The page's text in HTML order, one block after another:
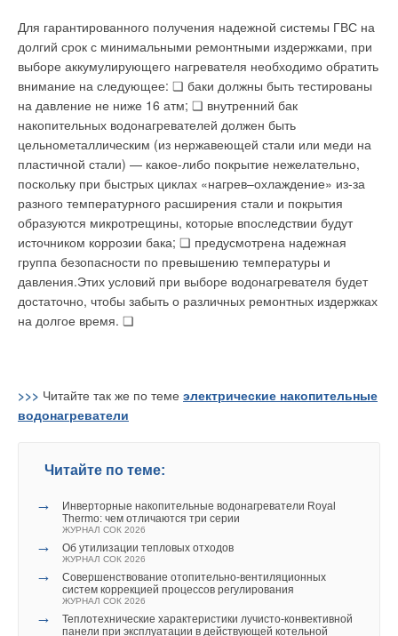
Для гарантированного получения надежной системы ГВС на
долгий срок с минимальными ремонтными издержками, при
выборе аккумулирующего нагревателя необходимо обратить
внимание на следующее: ❏ баки должны быть тестированы
на давление не ниже 16 атм; ❏ внутренний бак
накопительных водонагревателей должен быть
цельнометаллическим (из нержавеющей стали или меди на
пластичной стали) — какое-либо покрытие нежелательно,
поскольку при быстрых циклах «нагрев–охлаждение» из-за
разного температурного расширения стали и покрытия
образуются микротрещины, которые впоследствии будут
источником коррозии бака; ❏ предусмотрена надежная
группа безопасности по превышению температуры и
давления.Этих условий при выборе водонагревателя будет
достаточно, чтобы забыть о различных ремонтных издержках
на долгое время. ❏
>>> Читайте так же по теме электрические накопительные
водонагреватели
Читайте по теме:
→
Инверторные накопительные водонагреватели Royal
Thermo: чем отличаются три серии
ЖУРНАЛ СОК 2026
→ Об утилизации тепловых отходов
ЖУРНАЛ СОК 2026
→
Совершенствование отопительно-вентиляционных
систем коррекцией процессов регулирования
ЖУРНАЛ СОК 2026
→
Теплотехнические характеристики лучисто-конвективной
панели при эксплуатации в действующей котельной
обеспечивает защиту котла от замерзания, контролирует
работу дымохода. Конденсационные котлы Biasi имеют
низкий уровень выбросов NOX и CO. При установках в
низкотемпературных системах экономия топлива до 30
%.Все котлы имеют возможность подключения датчика
наружной температуры и дистанционного управления.
BUDERUS
Из трех серий настенных конденсационных котлов
наибольший интерес представляет Logamax plus GB162, при
изготовлении которого производитель воплотил в жизнь
несколько инновационных разработок. Котлы этой серии
компактны, но имеют высокую теплопроизводительность (до
100 кВт), которая достигается благодаря применению
технологии ALU plus при создании усовершенствованного
Данная технология предусматривает инновационную
особую обработку его поверхности. За счет этого
температура отходящих газов может быть снижена до
величины, всего на несколько градусов превышающей
температуру обратной воды, тем самым обеспечивая
оптимальные условия конденсации в течение всего года.
Еще одна особенность новых котлов — система ETA plus,
включающая модулируемую керамическую горелку,